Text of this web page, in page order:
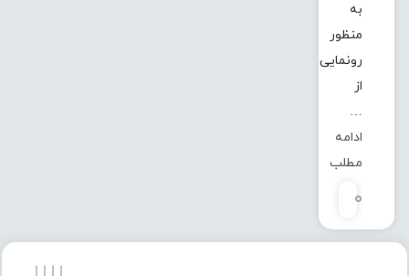
به
منظور
رونمایی
از
…
ادامه
مطلب
0